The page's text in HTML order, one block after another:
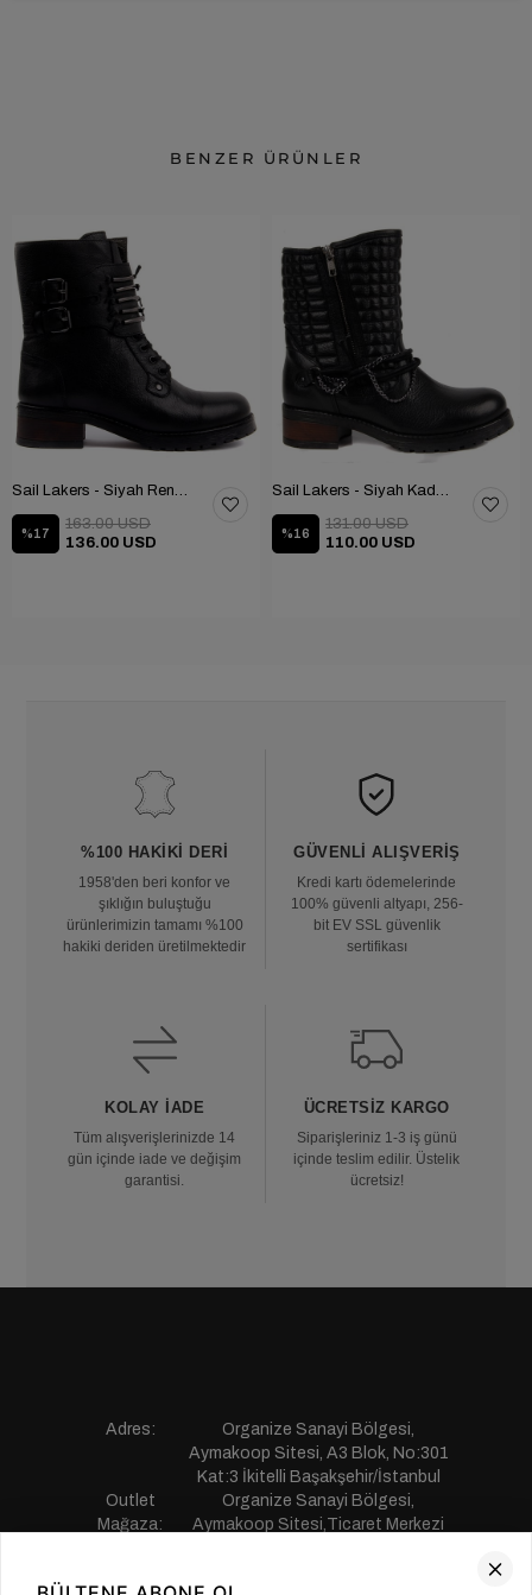
BENZER ÜRÜNLER
Sail Lakers - Siyah Renk Çubuk Detaylı Bayan Deri Bot 105-516-1520
%17
136.00 USD
163.00 USD
Sail Lakers - Siyah Kadın Deri Bot 105-936-1520
%16
110.00 USD
131.00 USD
%100 HAKIKI DERI
1958'den beri konfor ve
şıklığın buluştuğu
ürünlerimizin tamamı %100
hakiki deriden üretilmektedir
GÜVENLI ALIŞVERIŞ
Kredi kartı ödemelerinde
100% güvenli altyapı, 256-
bit EV SSL güvenlik
sertifikası
KOLAY İADE
Tüm alışverişlerinizde 14
gün içinde iade ve değişim
garantisi.
ÜCRETSIZ KARGO
Siparişleriniz 1-3 iş günü
içinde teslim edilir. Üstelik
ücretsiz!
Adres:
Organize Sanayi Bölgesi,
Aymakoop Sitesi, A3 Blok, No:301
Kat:3 İkitelli Başakşehir/İstanbul
Outlet
Mağaza:
Organize Sanayi Bölgesi,
Aymakoop Sitesi,Ticaret Merkezi